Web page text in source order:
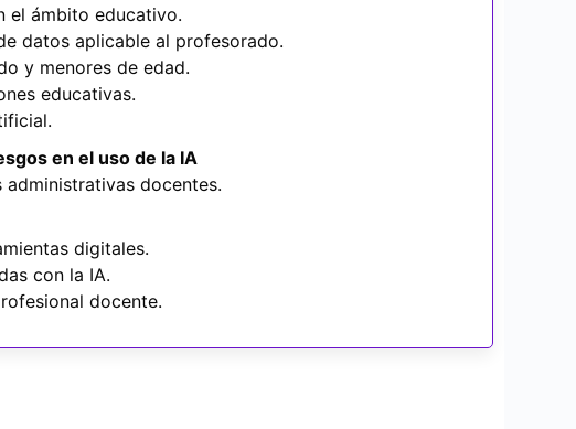
el ámbito educativo.
datos aplicable al profesorado.
y menores de edad.
educativas.
en el uso de la IA
administrativas docentes.
digitales.
con la IA.
docente.